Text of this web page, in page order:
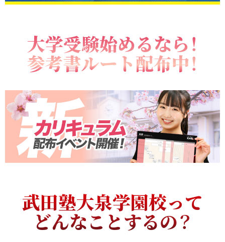
大学受験始めるなら！
参考書ルート配布中！
武田塾大泉学園校って
どんなことするの？